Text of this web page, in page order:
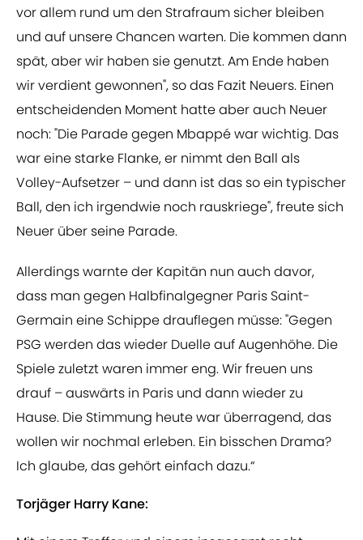
vor allem rund um den Strafraum sicher bleiben
und auf unsere Chancen warten. Die kommen dann
spät, aber wir haben sie genutzt. Am Ende haben
wir verdient gewonnen", so das Fazit Neuers. Einen
entscheidenden Moment hatte aber auch Neuer
noch: "Die Parade gegen Mbappé war wichtig. Das
war eine starke Flanke, er nimmt den Ball als
Volley-Aufsetzer – und dann ist das so ein typischer
Ball, den ich irgendwie noch rauskriege", freute sich
Neuer über seine Parade.
Allerdings warnte der Kapitän nun auch davor,
dass man gegen Halbfinalgegner Paris Saint-
Germain eine Schippe drauflegen müsse: "Gegen
PSG werden das wieder Duelle auf Augenhöhe. Die
Spiele zuletzt waren immer eng. Wir freuen uns
drauf – auswärts in Paris und dann wieder zu
Hause. Die Stimmung heute war überragend, das
wollen wir nochmal erleben. Ein bisschen Drama?
Ich glaube, das gehört einfach dazu.“
Torjäger Harry Kane: